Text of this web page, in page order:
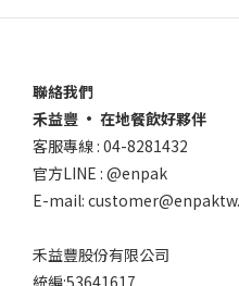
聯絡我們
禾益豐 • 在地餐飲好夥伴
客服專線 : 04-8281432
官方LINE : @enpak
E-mail:
禾益豐股份有限公司
統編:53641617